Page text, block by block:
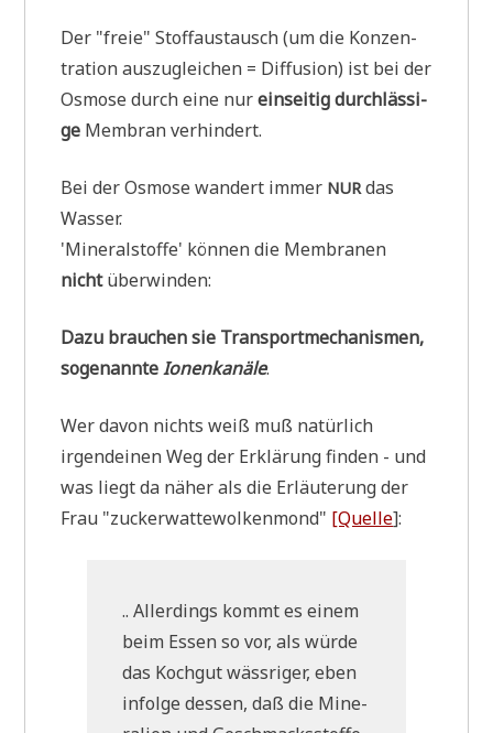
Der "freie" Stoff­aus­tausch (um die Kon­zen­
tra­ti­on aus­zu­glei­chen = Dif­fu­si­on) ist bei der
Osmo­se durch eine nurein­sei­tig durch­läs­si­
ge Mem­bran verhindert.
Bei der Osmo­se wan­dert immer NURdas
Wasser.
'Mine­ral­stof­fe' kön­nen die Mem­bra­nen
nichtüberwinden:
Dazu brau­chen sie Trans­port­me­cha­nis­men,
soge­nann­teIonen­ka­nä­le.
Wer davon nichts weiß muß natür­lich
irgend­ei­nen Weg der Erklä­rung fin­den - und
was liegt da näher als die Erläu­te­rung der
Frau "zucker­wat­te­wol­ken­mond" [Quel­le]:
.. Aller­dings kommt es einem
beim Essen so vor, als wür­de
das Koch­gut wäss­ri­ger, eben
infol­ge des­sen, daß die Mine­